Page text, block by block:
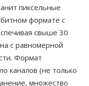
пиксельные
формате с
свыше 30
с равномерной
Формат
каналов (не только
множество